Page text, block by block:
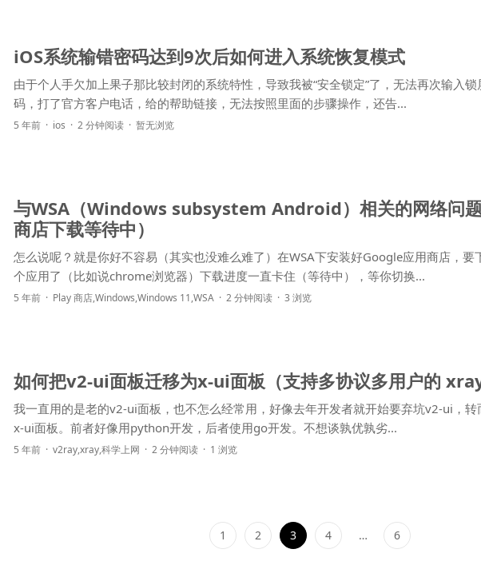
iOS系统输错密码达到9次后如何进入系统恢复模式
由于个人手欠加上果子那比较封闭的系统特性，导致我被“安全锁定”了，无法再次输入锁
码，打了官方客户电话，给的帮助链接，无法按照里面的步骤操作，还告...
5 年前 ios 2 分钟阅读 暂无浏览
与WSA（Windows subsystem Android）相关的网络问
商店下载等待中）
怎么说呢？就是你好不容易（其实也没难么难了）在WSA下安装好Google应用商店，要
个应用了（比如说chrome浏览器）下载进度一直卡住（等待中），等你切换...
5 年前 Play 商店,Windows,Windows 11,WSA 2 分钟阅读 3 浏览
如何把v2-ui面板迁移为x-ui面板（支持多协议多用户的 xray
我一直用的是老的v2-ui面板，也不怎么经常用，好像去年开发者就开始要弃坑v2-ui，转
x-ui面板。前者好像用python开发，后者使用go开发。不想谈孰优孰劣...
5 年前 v2ray,xray,科学上网 2 分钟阅读 1 浏览
1 2 3 4 … 6